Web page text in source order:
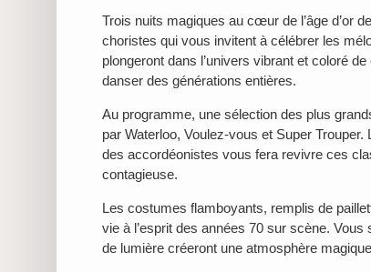
Trois nuits magiques au cœur de l’âge d’or
choristes qui vous invitent à célébrer les
plongeront dans l’univers vibrant et coloré
danser des générations entières.
Au programme, une sélection des plus
par Waterloo, Voulez-vous et Super
des accordéonistes vous fera revivre ces
contagieuse.
Les costumes flamboyants, remplis de
vie à l’esprit des années 70 sur scène.
de lumière créeront une atmosphère